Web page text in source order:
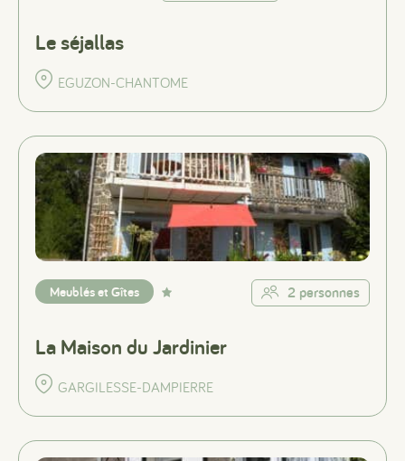
Le séjallas
EGUZON-CHANTOME
Meublés et Gîtes 2 personnes
La Maison du Jardinier
GARGILESSE-DAMPIERRE